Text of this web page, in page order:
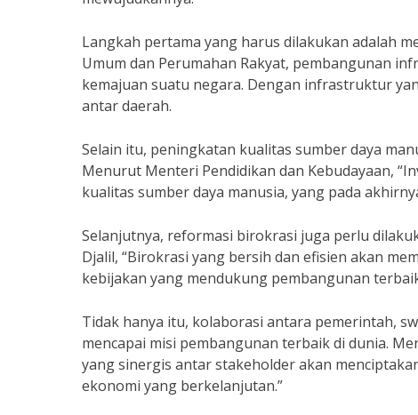
Langkah pertama yang harus dilakukan adalah
Umum dan Perumahan Rakyat, pembangunan
kemajuan suatu negara. Dengan infrastruktur
antar daerah.
Selain itu, peningkatan kualitas sumber daya
Menurut Menteri Pendidikan dan Kebudayaan,
kualitas sumber daya manusia, yang pada
Selanjutnya, reformasi birokrasi juga perlu
Djalil, “Birokrasi yang bersih dan efisien akan
kebijakan yang mendukung pembangunan
Tidak hanya itu, kolaborasi antara pemerintah,
mencapai misi pembangunan terbaik di dunia.
yang sinergis antar stakeholder akan
ekonomi yang berkelanjutan.”